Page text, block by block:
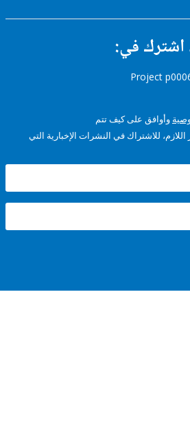
في:
على كيف تتم
في النشرات الإخبارية التي